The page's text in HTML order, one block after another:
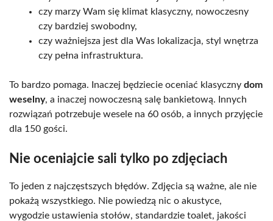
czy marzy Wam się klimat klasyczny, nowoczesny
czy bardziej swobodny,
czy ważniejsza jest dla Was lokalizacja, styl wnętrza
czy pełna infrastruktura.
To bardzo pomaga. Inaczej będziecie oceniać klasyczny dom
weselny, a inaczej nowoczesną salę bankietową. Innych
rozwiązań potrzebuje wesele na 60 osób, a innych przyjęcie
dla 150 gości.
Nie oceniajcie sali tylko po zdjęciach
To jeden z najczęstszych błędów. Zdjęcia są ważne, ale nie
pokażą wszystkiego. Nie powiedzą nic o akustyce,
wygodzie ustawienia stołów, standardzie toalet, jakości